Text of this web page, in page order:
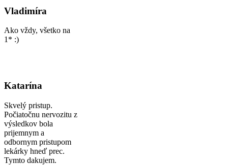
Vladimíra
Ako vždy, všetko na
1* :)
Katarína
Skvelý pristup.
Počiatočnu nervozitu z
výsledkov bola
prijemnym a
odbornym pristupom
lekárky hneď prec.
Tymto dakujem.